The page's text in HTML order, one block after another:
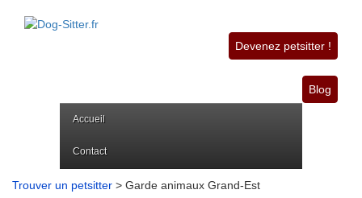
Devenez petsitter !
Blog
Accueil
Contact
Trouver un petsitter > Garde animaux Grand-Est